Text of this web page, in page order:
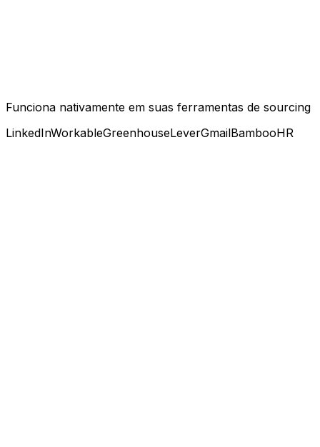
Funciona nativamente em suas ferramentas de sourcing
LinkedInWorkableGreenhouseLeverGmailBambooHR